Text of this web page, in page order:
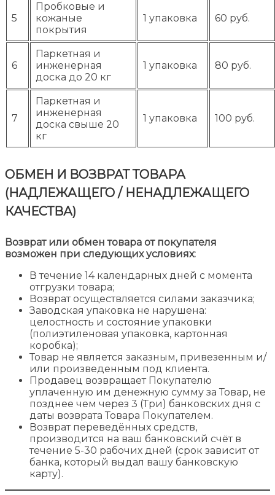
5
Пробковые и
кожаные
покрытия
1 упаковка 60 руб.
6
Паркетная и
инженерная
доска до 20 кг
1 упаковка 80 руб.
7
Паркетная и
инженерная
доска свыше 20
кг
1 упаковка 100 руб.
ОБМЕН И ВОЗВРАТ ТОВАРА
(НАДЛЕЖАЩЕГО / НЕНАДЛЕЖАЩЕГО
КАЧЕСТВА)
Возврат или обмен товара от покупателя
возможен при следующих условиях:
В течение 14 календарных дней с момента
отгрузки товара;
Возврат осуществляется силами заказчика;
Заводская упаковка не нарушена:
целостность и состояние упаковки
(полиэтиленовая упаковка, картонная
коробка);
Товар не является заказным, привезенным и/
или произведенным под клиента.
Продавец возвращает Покупателю
уплаченную им денежную сумму за Товар, не
позднее чем через 3 (Три) банковских дня с
даты возврата Товара Покупателем.
Возврат переведённых средств,
производится на ваш банковский счёт в
течение 5-30 рабочих дней (срок зависит от
банка, который выдал вашу банковскую
карту).